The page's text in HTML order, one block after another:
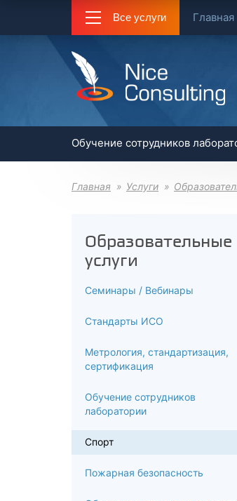
Все услуги Главная
Обучение сотрудников
Главная Услуги
Образовательные
услуги
Семинары / Вебинары
Стандарты ИСО
Метрология, стандартизация,
сертификация
Обучение сотрудников
лаборатории
Спорт
Пожарная безопасность